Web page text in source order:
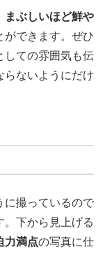
まぶしいほど鮮や
ができます。ぜひ
しての雰囲気も伝
らないようにだけ
に撮っているので
。下から見上げる
力満点の写真に仕